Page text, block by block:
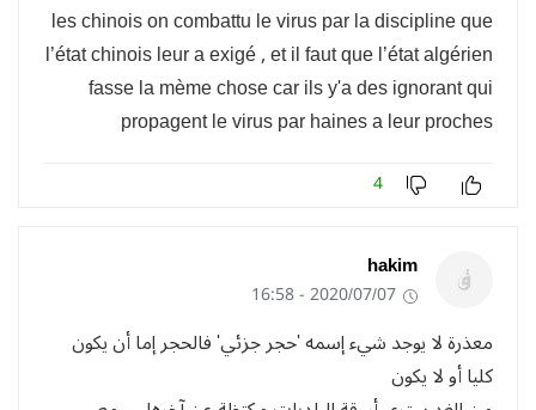
les chinois on combattu le virus par la discipline que
l’état chinois leur a exigé , et il faut que l’état algérien
fasse la mème chose car ils y'a des ignorant qui
propagent le virus par haines a leur proches
4
hakim
2020/07/07 - 16:58
معذرة لا يوجد شيء إسمه 'حجر جزئي' فالحجر إما أن يكون
كليا أو لا يكون